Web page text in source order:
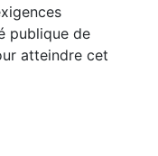
publique de
atteindre cet